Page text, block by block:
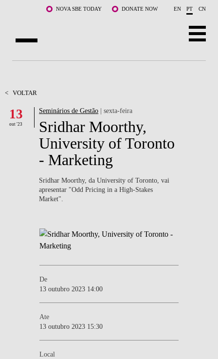
Saltar para o conteúdo principalNOVA SBE TODAY DONATE NOW EN PT CN
DOCENTES E INVESTIGAÇÃO
COMUNIDADE
LIFE AT NOVA SBE
WHAT'S HAPPENING
< VOLTAR
13
out '23
Seminários de Gestão | sexta-feira
Sridhar Moorthy,
University of Toronto
- Marketing
Sridhar Moorthy, da University of Toronto, vai
apresentar "Odd Pricing in a High-Stakes
Market".
De
13 outubro 2023 14:00
Ate
13 outubro 2023 15:30
Local